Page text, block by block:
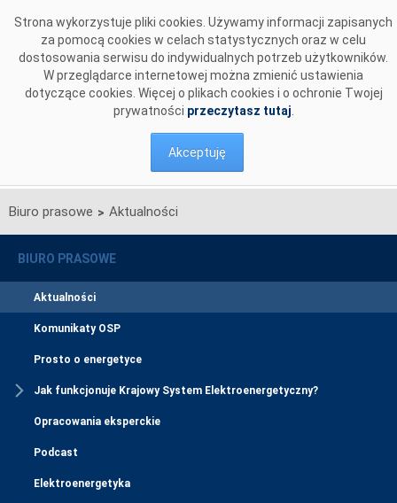
Strona wykorzystuje pliki cookies. Używamy informacji zapisanych
za pomocą cookies w celach statystycznych oraz w celu
dostosowania serwisu do indywidualnych potrzeb użytkowników.
W przeglądarce internetowej można zmienić ustawienia
dotyczące cookies. Więcej o plikach cookies i o ochronie Twojej
prywatności przeczytasz tutaj
Akceptuję
Biuro prasowe > Aktualności
BIURO PRASOWE
Aktualności
Komunikaty OSP
Prosto o energetyce
Jak funkcjonuje Krajowy System Elektroenergetyczny?
Opracowania eksperckie
Podcast
Elektroenergetyka